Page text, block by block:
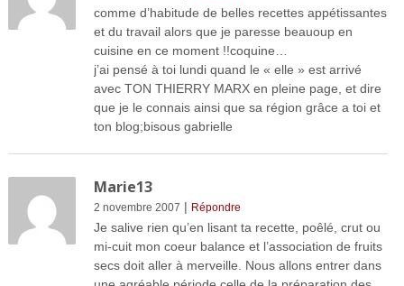
comme d’habitude de belles recettes appétissantes
et du travail alors que je paresse beauoup en
cuisine en ce moment !!coquine…
j’ai pensé à toi lundi quand le « elle » est arrivé
avec TON THIERRY MARX en pleine page, et dire
que je le connais ainsi que sa région grâce a toi et
ton blog;bisous gabrielle
Marie13
2 novembre 2007 | Répondre
Je salive rien qu’en lisant ta recette, poêlé, crut ou
mi-cuit mon coeur balance et l’association de fruits
secs doit aller à merveille. Nous allons entrer dans